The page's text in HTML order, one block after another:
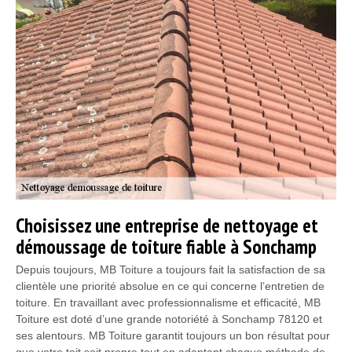
Choisissez une entreprise de nettoyage et
démoussage de toiture fiable à Sonchamp
Depuis toujours, MB Toiture a toujours fait la satisfaction de sa
clientèle une priorité absolue en ce qui concerne l’entretien de
toiture. En travaillant avec professionnalisme et efficacité, MB
Toiture est doté d’une grande notoriété à Sonchamp 78120 et
ses alentours. MB Toiture garantit toujours un bon résultat pour